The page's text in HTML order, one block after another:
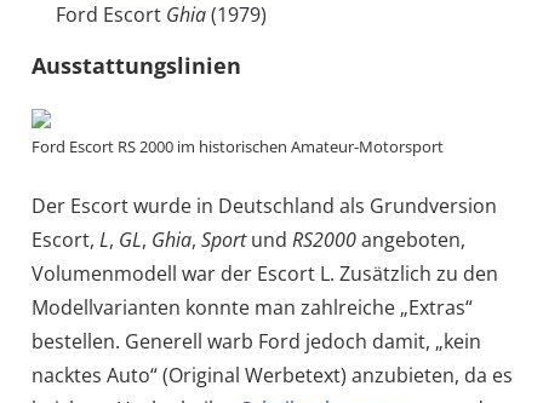
Ford Escort Ghia(1979)
Ausstattungslinien
Ford Escort RS 2000 im historischen Amateur-Motorsport
Der Escort wurde in Deutschland als Grundversion
Escort, L, GL, Ghia, Sportund RS2000angeboten,
Volumenmodell war der Escort L. Zusätzlich zu den
Modellvarianten konnte man zahlreiche „Extras“
bestellen. Generell warb Ford jedoch damit, „kein
nacktes Auto“ (Original Werbetext) anzubieten, da es